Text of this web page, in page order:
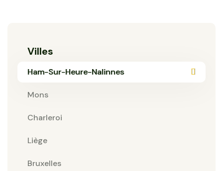
Villes
Ham-Sur-Heure-Nalinnes
Mons
Charleroi
Liège
Bruxelles